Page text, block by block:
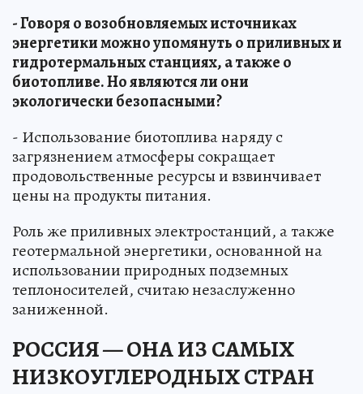
- Говоря о возобновляемых источниках
энергетики можно упомянуть о приливных и
гидротермальных станциях, а также о
биотопливе. Но являются ли они
экологически безопасными?
- Использование биотоплива наряду с
загрязнением атмосферы сокращает
продовольственные ресурсы и взвинчивает
цены на продукты питания.
Роль же приливных электростанций, а также
геотермальной энергетики, основанной на
использовании природных подземных
теплоносителей, считаю незаслуженно
заниженной.
РОССИЯ — ОНА ИЗ САМЫХ
НИЗКОУГЛЕРОДНЫХ СТРАН